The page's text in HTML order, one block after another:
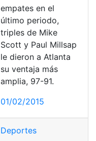
empates en el
último periodo,
triples de Mike
Scott y Paul Millsap
le dieron a Atlanta
su ventaja más
amplia, 97-91.
01/02/2015
Deportes